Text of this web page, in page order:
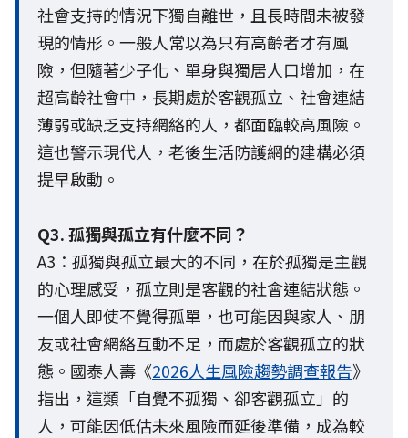
社會支持的情況下獨自離世，且長時間未被發
現的情形。一般人常以為只有高齡者才有風
險，但隨著少子化、單身與獨居人口增加，在
超高齡社會中，長期處於客觀孤立、社會連結
薄弱或缺乏支持網絡的人，都面臨較高風險。
這也警示現代人，老後生活防護網的建構必須
提早啟動。
Q3. 孤獨與孤立有什麼不同？
A3：孤獨與孤立最大的不同，在於孤獨是主觀
的心理感受，孤立則是客觀的社會連結狀態。
一個人即使不覺得孤單，也可能因與家人、朋
友或社會網絡互動不足，而處於客觀孤立的狀
態。國泰人壽《2026人生風險趨勢調查報告》
指出，這類「自覺不孤獨、卻客觀孤立」的
人，可能因低估未來風險而延後準備，成為較